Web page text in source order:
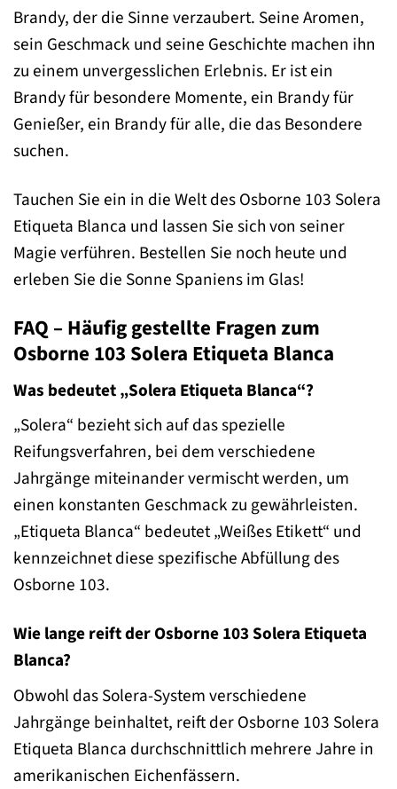
Brandy, der die Sinne verzaubert. Seine Aromen,
sein Geschmack und seine Geschichte machen ihn
zu einem unvergesslichen Erlebnis. Er ist ein
Brandy für besondere Momente, ein Brandy für
Genießer, ein Brandy für alle, die das Besondere
suchen.
Tauchen Sie ein in die Welt des Osborne 103 Solera
Etiqueta Blanca und lassen Sie sich von seiner
Magie verführen. Bestellen Sie noch heute und
erleben Sie die Sonne Spaniens im Glas!
FAQ – Häufig gestellte Fragen zum
Osborne 103 Solera Etiqueta Blanca
Was bedeutet „Solera Etiqueta Blanca“?
„Solera“ bezieht sich auf das spezielle
Reifungsverfahren, bei dem verschiedene
Jahrgänge miteinander vermischt werden, um
einen konstanten Geschmack zu gewährleisten.
„Etiqueta Blanca“ bedeutet „Weißes Etikett“ und
kennzeichnet diese spezifische Abfüllung des
Osborne 103.
Wie lange reift der Osborne 103 Solera Etiqueta
Blanca?
Obwohl das Solera-System verschiedene
Jahrgänge beinhaltet, reift der Osborne 103 Solera
Etiqueta Blanca durchschnittlich mehrere Jahre in
amerikanischen Eichenfässern.